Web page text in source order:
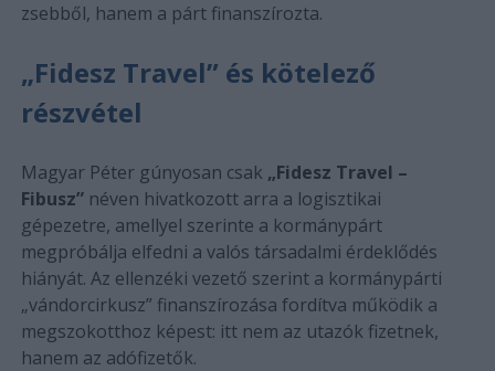
zsebből, hanem a párt finanszírozta.
„Fidesz Travel” és kötelező
részvétel
Magyar Péter gúnyosan csak „Fidesz Travel –
Fibusz”néven hivatkozott arra a logisztikai
gépezetre, amellyel szerinte a kormánypárt
megpróbálja elfedni a valós társadalmi érdeklődés
hiányát. Az ellenzéki vezető szerint a kormánypárti
„vándorcirkusz” finanszírozása fordítva működik a
megszokotthoz képest: itt nem az utazók fizetnek,
hanem az adófizetők.